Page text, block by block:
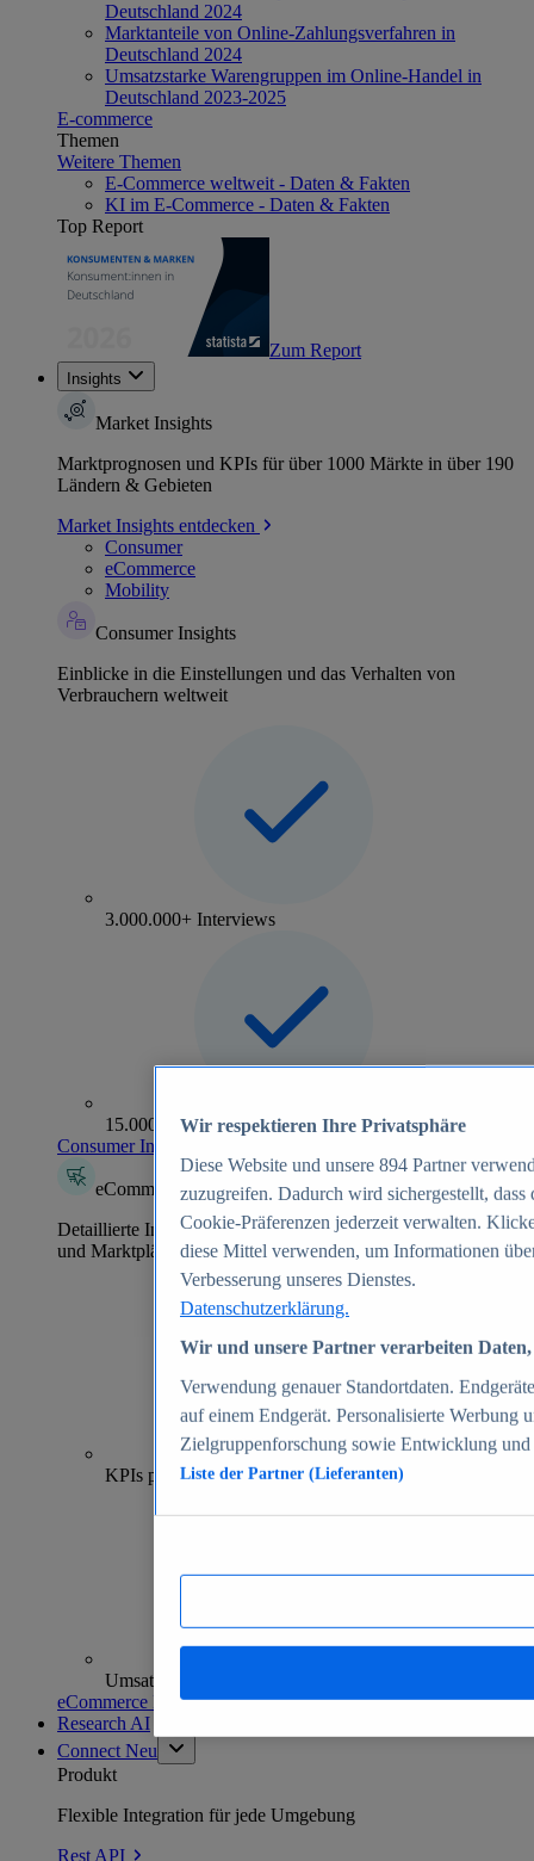
Deutschland 2024
Marktanteile von Online-Zahlungsverfahren in
Deutschland 2024
Umsatzstarke Warengruppen im Online-Handel in
Deutschland 2023-2025
E-commerce
Themen
Weitere Themen
E-Commerce weltweit - Daten & Fakten
KI im E-Commerce - Daten & Fakten
Top Report
Zum Report
Insights
Market Insights
Marktprognosen und KPIs für über 1000 Märkte in über 190
Ländern & Gebieten
Market Insights entdecken
Consumer
eCommerce
Mobility
Consumer Insights
Einblicke in die Einstellungen und das Verhalten von
Verbrauchern weltweit
3.000.000+ Interviews
15.000+ Marken
Consumer Insights entdecken
eCommerce Insights
Detaillierte Informationen zu mehr als 39.000 Online-Shops
und Marktplätzen
70+
KPIs pro Shop
Umsatzanalysen und -prognosen
eCommerce Insights entdecken
Research AI
Connect Neu
Produkt
Flexible Integration für jede Umgebung
Rest API
Wir respektieren Ihre Privatsphäre
Diese Website und unsere 894 Partner
zuzugreifen. Dadurch wird sichergestellt,
Cookie-Präferenzen jederzeit verwalten.
diese Mittel verwenden, um Informationen
Verbesserung unseres Dienstes.
Datenschutzerklärung.
Wir und unsere Partner verarbeiten
Verwendung genauer Standortdaten.
auf einem Endgerät. Personalisierte Werbung
Zielgruppenforschung sowie Entwicklung
Liste der Partner (Lieferanten)